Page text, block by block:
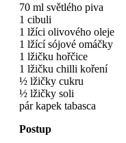
70 ml světlého piva
1 cibuli
1 lžíci olivového oleje
1 lžící sójové omáčky
1 lžičku hořčice
1 lžičku chilli koření
½ lžičky cukru
½ lžičky soli
pár kapek tabasca
Postup